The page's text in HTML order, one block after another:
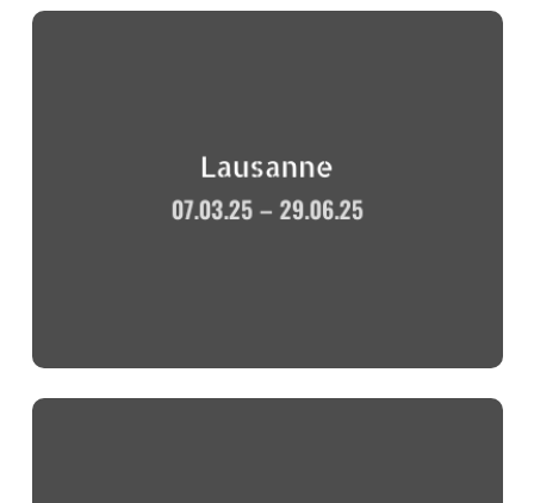
Lausanne
07.03.25 – 29.06.25